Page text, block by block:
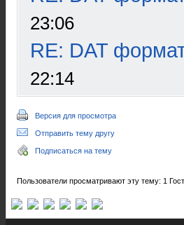
23:06
RE: DAT
22:14
Версия для просмотра
Отправить тему другу
Подписаться на тему
Пользователи просматривают эту тему: 1